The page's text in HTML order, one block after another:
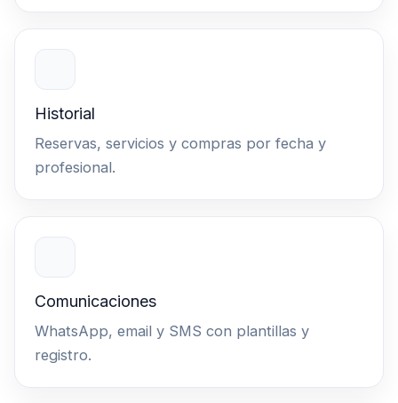
Historial
Reservas, servicios y compras por fecha y
profesional.
Comunicaciones
WhatsApp, email y SMS con plantillas y
registro.